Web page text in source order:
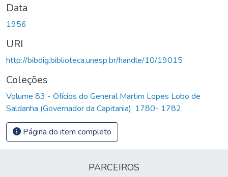
Data
1956
URI
http://bibdig.biblioteca.unesp.br/handle/10/19015
Coleções
Volume 83 - Ofícios do General Martim Lopes Lobo de
Saldanha (Governador da Capitania): 1780- 1782
Página do item completo
PARCEIROS